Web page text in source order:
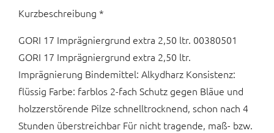
Kurzbeschreibung *
GORI 17 Imprägniergrund extra 2,50 ltr. 00380501
GORI 17 Imprägniergrund extra 2,50 ltr.
Imprägnierung Bindemittel: Alkydharz Konsistenz:
flüssig Farbe: farblos 2-fach Schutz gegen Bläue und
holzzerstörende Pilze schnelltrocknend, schon nach 4
Stunden überstreichbar Für nicht tragende, maß- bzw.